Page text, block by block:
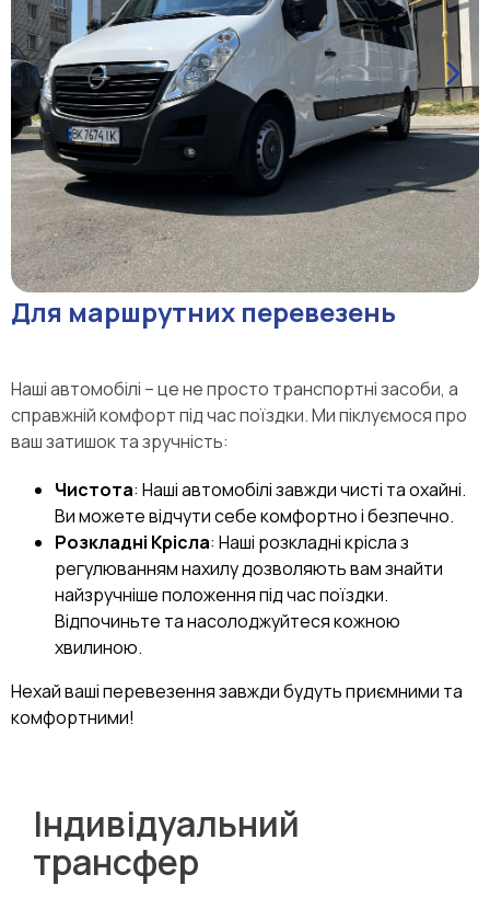
Для маршрутних перевезень
Наші автомобілі – це не просто транспортні засоби, а
справжній комфорт під час поїздки. Ми піклуємося про
ваш затишок та зручність:
Чистота: Наші автомобілі завжди чисті та охайні.
Ви можете відчути себе комфортно і безпечно.
Розкладні Крісла: Наші розкладні крісла з
регулюванням нахилу дозволяють вам знайти
найзручніше положення під час поїздки.
Відпочиньте та насолоджуйтеся кожною
хвилиною.
Нехай ваші перевезення завжди будуть приємними та
комфортними!
Індивідуальний
трансфер